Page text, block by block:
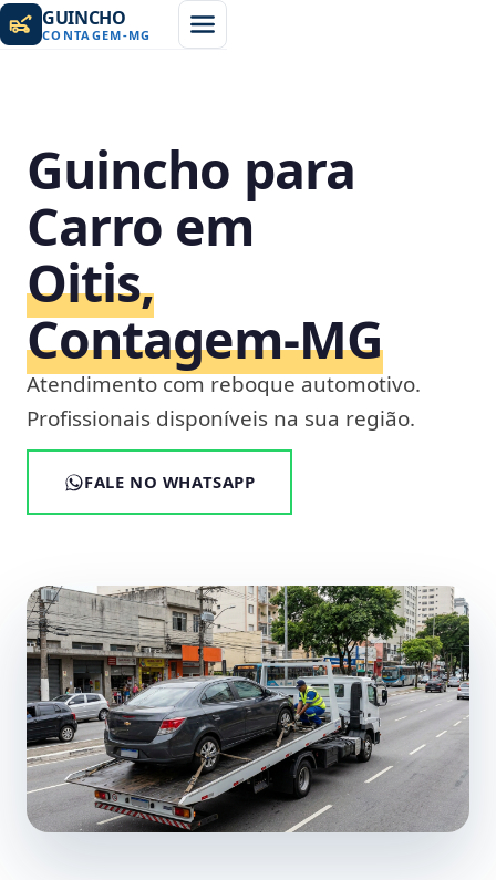
GUINCHO
CONTAGEM-MG
Guincho para
Carro em
Oitis,
Contagem‑MG
Atendimento com reboque automotivo.
Profissionais disponíveis na sua região.
FALE NO WHATSAPP